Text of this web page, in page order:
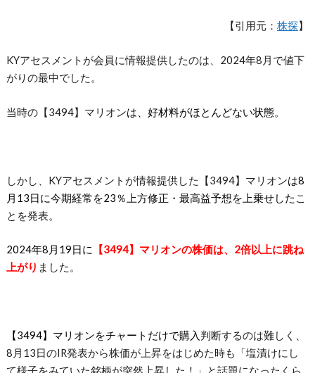
【引用元：株探】
KYアセスメントが会員に情報提供したのは、2024年8月で値下
がりの最中でした。
当時の【3494】マリオンは、好材料がほとんどない状態。
しかし、KYアセスメントが情報提供した【3494】マリオンは8
月13日に今期経常を23％上方修正・最高益予想を上乗せした こ
とを発表。
2024年8月19日に 【3494】マリオンの株価は、2倍以上に跳ね
上がり ました。
【3494】マリオンをチャートだけで購入 判断するのは難しく、
8月13日のIR発表から株価が上昇をはじめた時も「塩漬けにし